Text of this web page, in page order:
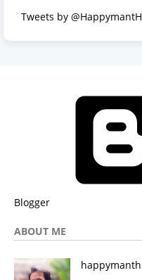
Tweets by @HappymantH
Blogger
ABOUT ME
happymanth